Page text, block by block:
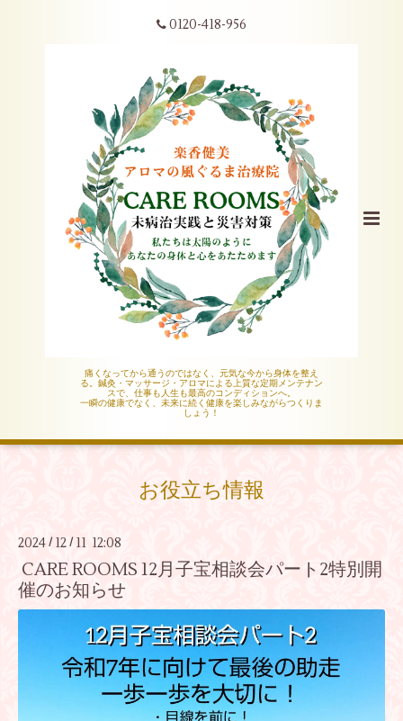
0120-418-956
痛くなってから通うのではなく、元気な今から身体を整え
る。鍼灸・マッサージ・アロマによる上質な定期メンテナン
スで、仕事も人生も最高のコンディションへ。
一瞬の健康でなく、未来に続く健康を楽しみながらつくりま
しょう！
お役立ち情報
2024 / 12 / 11 12:08
CARE ROOMS 12月子宝相談会パート2特別開
催のお知らせ